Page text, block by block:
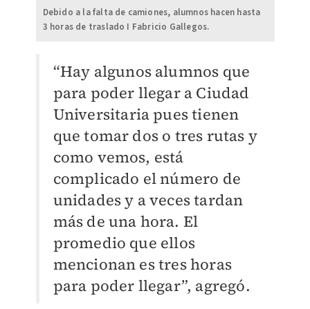
Debido a la falta de camiones, alumnos hacen hasta
3 horas de traslado I Fabricio Gallegos.
“Hay algunos alumnos que
para poder llegar a Ciudad
Universitaria pues tienen
que tomar dos o tres rutas y
como vemos, está
complicado el número de
unidades y a veces tardan
más de una hora. El
promedio que ellos
mencionan es tres horas
para poder llegar”, agregó.